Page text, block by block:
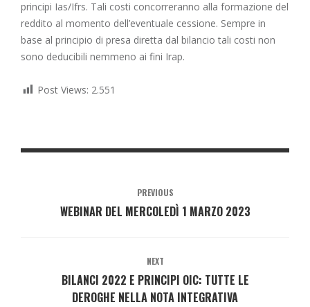
principi Ias/Ifrs. Tali costi concorreranno alla formazione del
reddito al momento dell’eventuale cessione. Sempre in
base al principio di presa diretta dal bilancio tali costi non
sono deducibili nemmeno ai fini Irap.
Post Views: 2.551
PREVIOUS
WEBINAR DEL MERCOLEDÌ 1 MARZO 2023
NEXT
BILANCI 2022 E PRINCIPI OIC: TUTTE LE
DEROGHE NELLA NOTA INTEGRATIVA